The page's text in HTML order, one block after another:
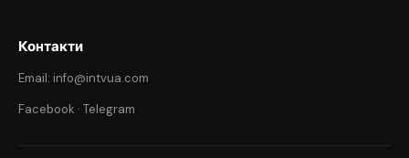
Контакти
Email: info@intvua.com
Facebook · Telegram